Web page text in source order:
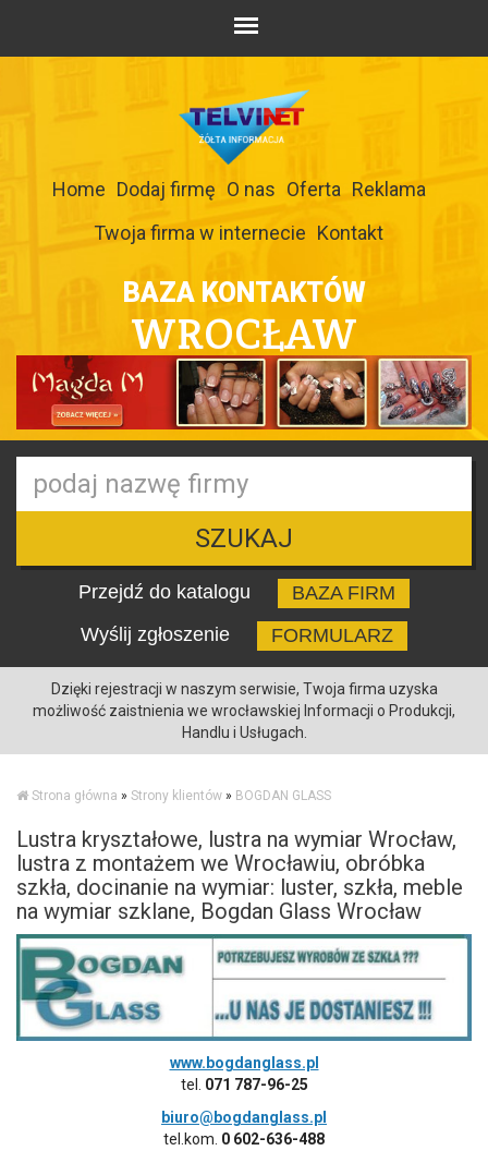
Home Dodaj firmę O nas Oferta Reklama
Twoja firma w internecie Kontakt
BAZA KONTAKTÓW
WROCŁAW
SZUKAJ
Przejdź do katalogu
BAZA FIRM
Wyślij zgłoszenie
FORMULARZ
Dzięki rejestracji w naszym serwisie, Twoja firma uzyska
możliwość zaistnienia we wrocławskiej Informacji o Produkcji,
Handlu i Usługach.
Strona główna » Strony klientów » BOGDAN GLASS
Lustra kryształowe, lustra na wymiar Wrocław,
lustra z montażem we Wrocławiu, obróbka
szkła, docinanie na wymiar: luster, szkła, meble
na wymiar szklane, Bogdan Glass Wrocław
www.bogdanglass.pl
tel. 071 787-96-25
biuro@bogdanglass.pl
tel.kom. 0 602-636-488